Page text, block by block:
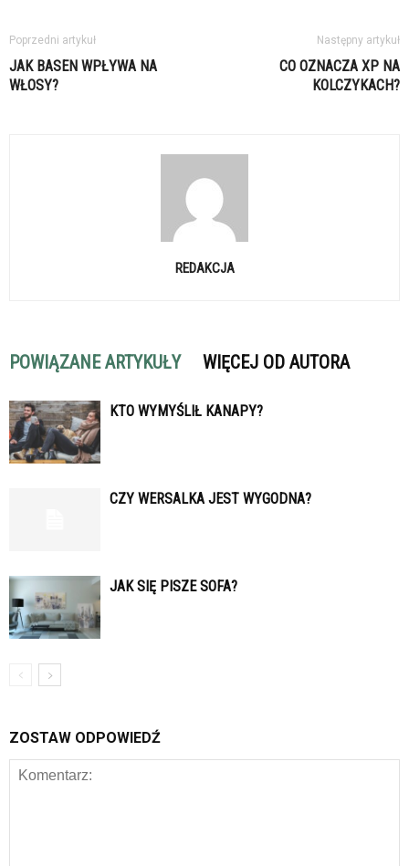
Poprzedni artykuł
JAK BASEN WPŁYWA NA
WŁOSY?
Następny artykuł
CO OZNACZA XP NA
KOLCZYKACH?
REDAKCJA
POWIĄZANE ARTYKUŁY WIĘCEJ OD AUTORA
KTO WYMYŚLIŁ KANAPY?
CZY WERSALKA JEST WYGODNA?
JAK SIĘ PISZE SOFA?
ZOSTAW ODPOWIEDŹ